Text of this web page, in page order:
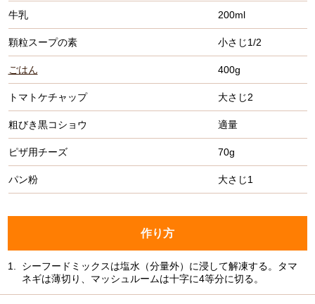
牛乳 200ml
顆粒スープの素 小さじ1/2
ごはん 400g
トマトケチャップ 大さじ2
粗びき黒コショウ 適量
ピザ用チーズ 70g
パン粉 大さじ1
作り方
1.
シーフードミックスは塩水（分量外）に浸して解凍する。タマ
ネギは薄切り、マッシュルームは十字に4等分に切る。